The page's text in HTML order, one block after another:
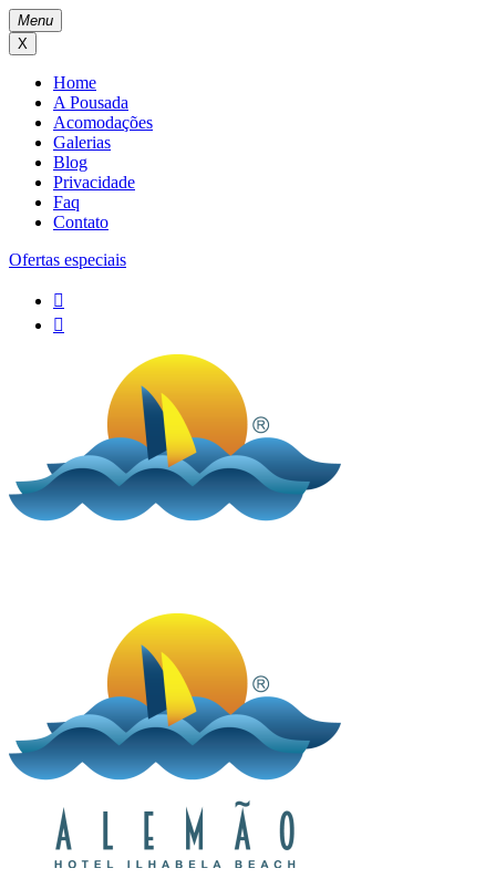
Menu
X
Home
A Pousada
Acomodações
Galerias
Blog
Privacidade
Faq
Contato
Ofertas especiais